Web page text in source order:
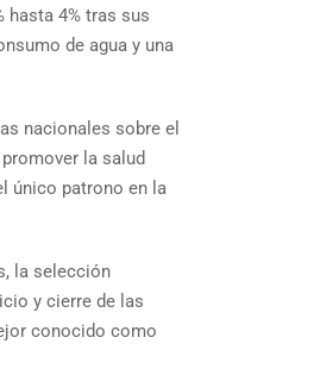
hasta 4% tras sus
de agua y una
nacionales sobre el
la salud
único patrono en la
la selección
y cierre de las
conocido como